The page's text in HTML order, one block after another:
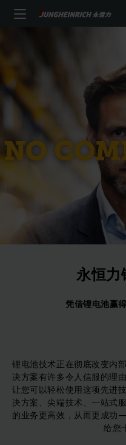
永恒力
凭借锂电池赢
锂电池技术正在彻底改变内
决方案有许多令人信服的理
让您可以轻松使用这项先进
决方案、尖端技术、一站式
的业务更高效，从而更成功
给您